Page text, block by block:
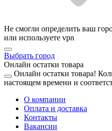
Не смогли определить ваш
или используете vpn
Выбрать город
Онлайн остатки товара
Онлайн остатки товара!
настоящем времени и
О компании
Оплата и доставка
Контакты
Вакансии